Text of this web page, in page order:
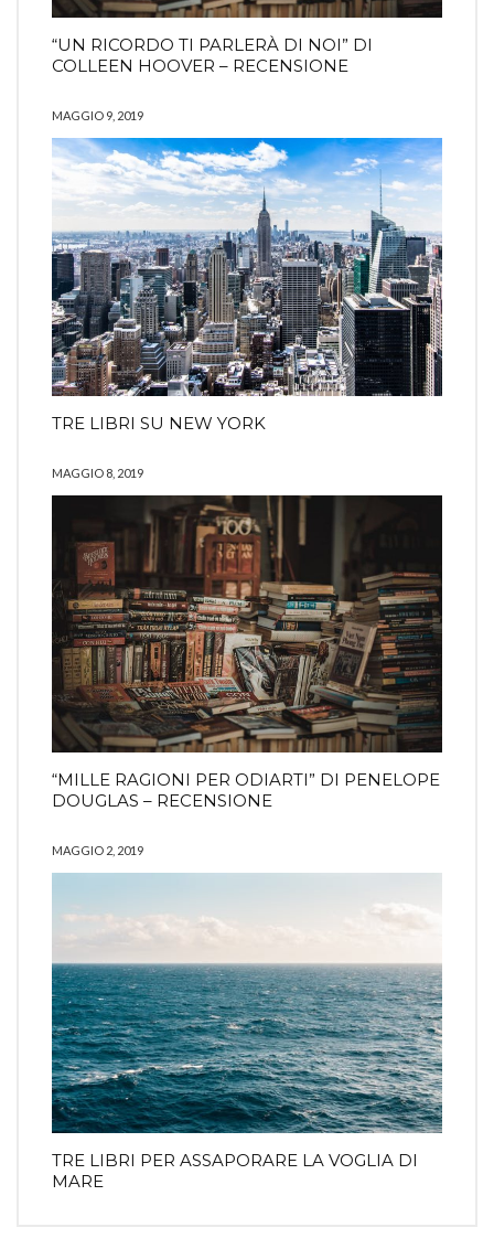
“UN RICORDO TI PARLERÀ DI NOI” DI
COLLEEN HOOVER – RECENSIONE
MAGGIO 9, 2019
TRE LIBRI SU NEW YORK
MAGGIO 8, 2019
“MILLE RAGIONI PER ODIARTI” DI PENELOPE
DOUGLAS – RECENSIONE
MAGGIO 2, 2019
TRE LIBRI PER ASSAPORARE LA VOGLIA DI
MARE